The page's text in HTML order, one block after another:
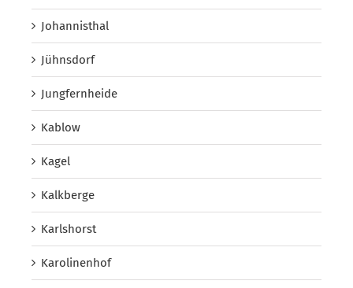
Johannisthal
Jühnsdorf
Jungfernheide
Kablow
Kagel
Kalkberge
Karlshorst
Karolinenhof